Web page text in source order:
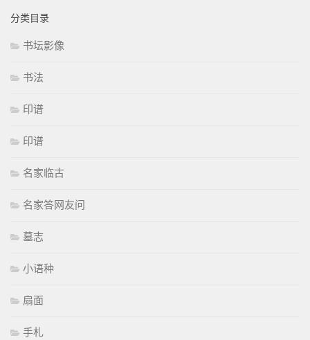
分类目录
书坛影像
书法
印谱
印谱
名家临古
名家答网友问
墓志
小语种
扇面
手札